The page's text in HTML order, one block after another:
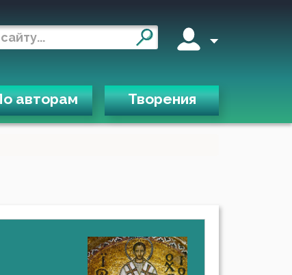
авторам Творения